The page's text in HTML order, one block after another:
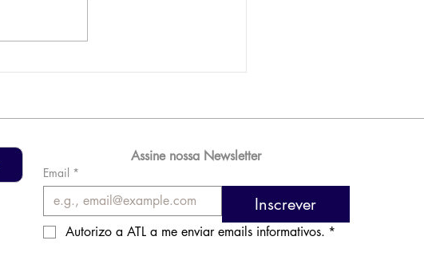
Assine nossa Newsletter
Email *
Inscrever
Autorizo a ATL a me enviar emails informativos. *